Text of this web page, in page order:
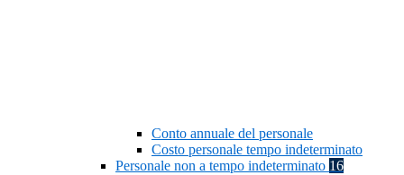
Conto annuale del personale
Costo personale tempo indeterminato
Personale non a tempo indeterminato 16